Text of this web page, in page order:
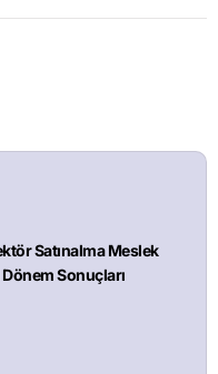
Satınalma Meslek
Sonuçları